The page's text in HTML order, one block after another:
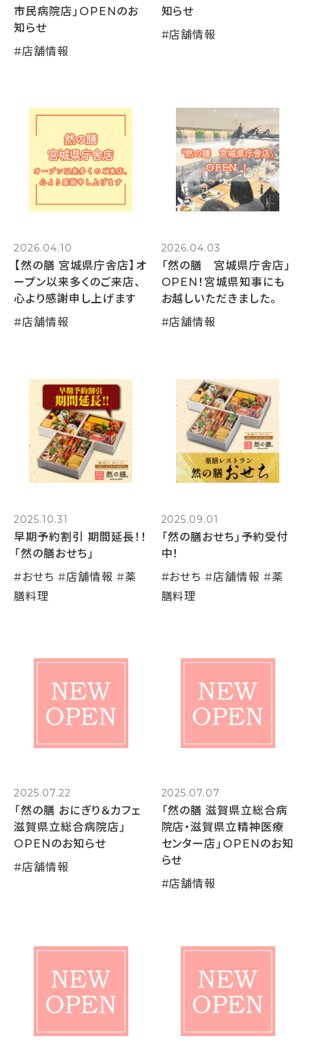
市民病院店」OPENのお
知らせ
#店舗情報
知らせ
#店舗情報
2026.04.10
【然の膳 宮城県庁舎店】オ
ープン以来多くのご来店、
心より感謝申し上げます
#店舗情報
2026.04.03
「然の膳 宮城県庁舎店」
OPEN！宮城県知事にも
お越しいただきました。
#店舗情報
2025.10.31
早期予約割引 期間延長！！
「然の膳おせち」
#おせち #店舗情報 #薬
膳料理
2025.09.01
「然の膳おせち」予約受付
中！
#おせち #店舗情報 #薬
膳料理
2025.07.22
「然の膳 おにぎり＆カフェ
滋賀県立総合病院店」
OPENのお知らせ
#店舗情報
2025.07.07
「然の膳 滋賀県立総合病
院店・滋賀県立精神医療
センター店」OPENのお知
らせ
#店舗情報